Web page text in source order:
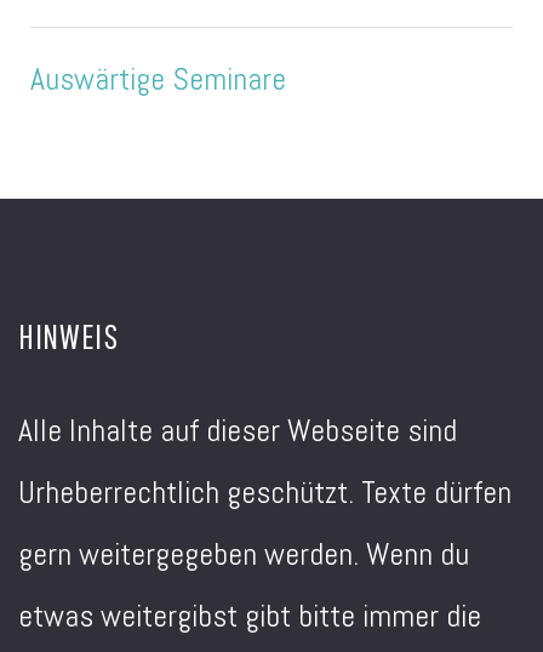
Auswärtige Seminare
HINWEIS
Alle Inhalte auf dieser Webseite sind
Urheberrechtlich geschützt. Texte dürfen
gern weitergegeben werden. Wenn du
etwas weitergibst gibt bitte immer die